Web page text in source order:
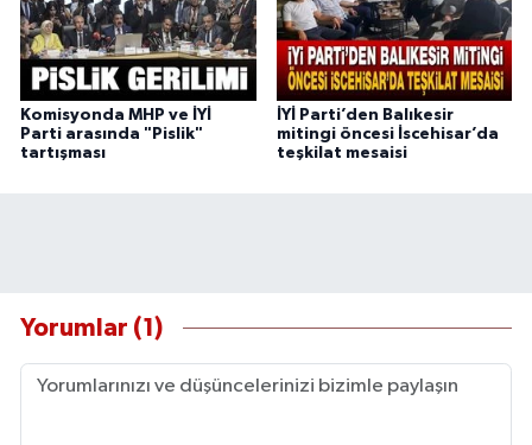
Komisyonda MHP ve İYİ
Parti arasında "Pislik"
tartışması
İYİ Parti’den Balıkesir
mitingi öncesi İscehisar’da
teşkilat mesaisi
Yorumlar (1)